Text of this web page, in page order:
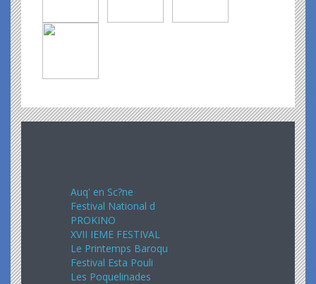
Auq' en Sc?ne
Festival National d
PROKINO
XVII IEME FESTIVAL
Le Printemps Baroqu
Festival Esta Pouli
Les Poquelinades